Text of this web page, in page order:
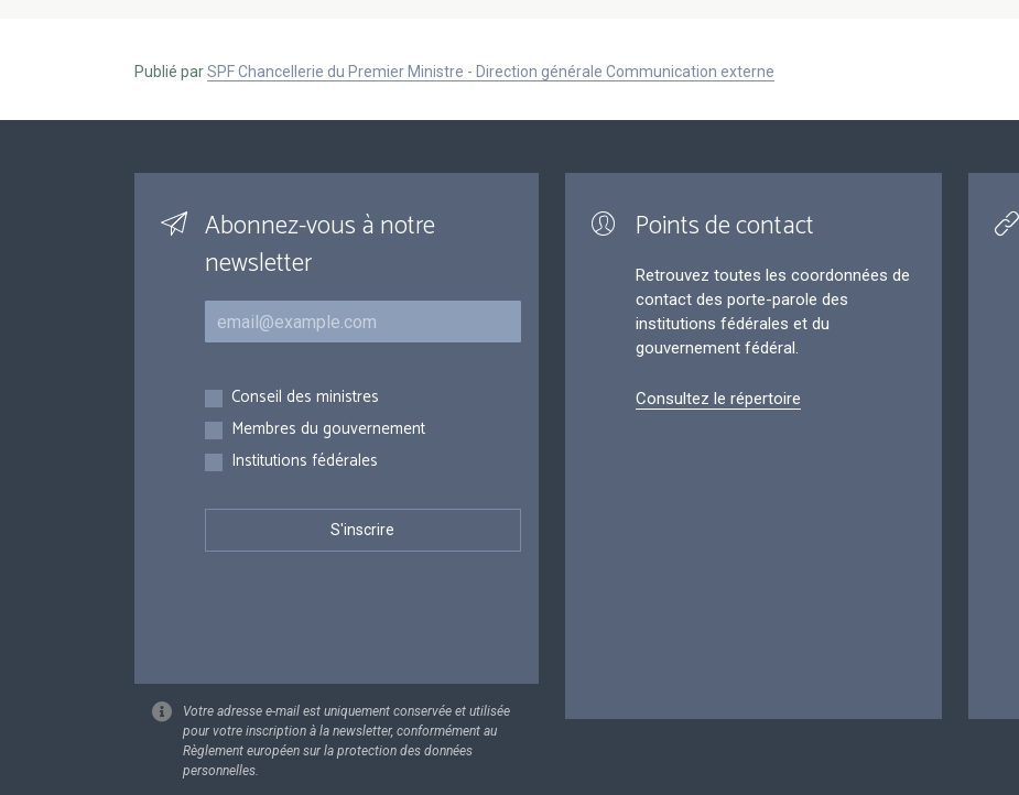
Publié parSPF Chancellerie du Premier Ministre - Direction générale Communication externe
Abonnez-vous à notre
newsletter
Courriel
Inscriptions
Conseil des ministres
Membres du gouvernement
Institutions fédérales
Votre adresse e-mail est uniquement conservée et utilisée
pour votre inscription à la newsletter, conformément au
Règlement européen sur la protection des données
personnelles.
Points de contact
Retrouvez toutes les coordonnées de
contact des porte-parole des
institutions fédérales et du
gouvernement fédéral.
Consultez le répertoire